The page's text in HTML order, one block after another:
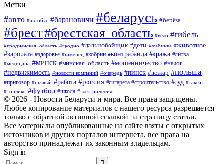
Метки
#авто #автобус #барановичи #беларусь #берёза
#брест#брестская_область #вело #гибель
#гродненская_область #гродно #дальнобойщик #дети #жабинка #животное
#зарплата #здоровье #каменец #кобрин #контрабанда #кража #литва
#медицина #минск #минская_область #мошенничество #налог
#недвижимость #новости компаний #очередь #пинск #пожар #польша
#приговор #пьяный #работа #россия #сигарета #строительство #суд #такси
#топливо #футбол #школа #электричество
© 2026 - Новости Беларуси и мира. Все права защищены.
Любое копирование материалов с нашего ресурса разрешается
только с обратной активной ссылкой на страницу статьи.
Все материалы опубликованные на сайте взяты с открытых
источников и других порталов интернета, все права на
авторство принадлежат их законным владельцам.
Sign in